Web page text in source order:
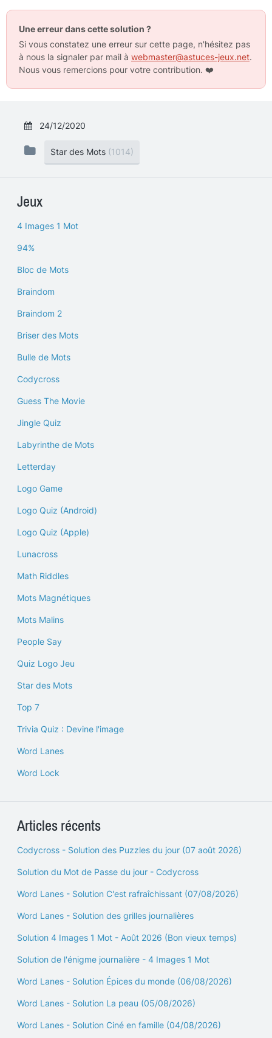
Une erreur dans cette solution ?
Si vous constatez une erreur sur cette page, n'hésitez pas
à nous la signaler par mail à webmaster@astuces-jeux.net.
Nous vous remercions pour votre contribution. ❤️
24/12/2020
Star des Mots (1014)
Jeux
4 Images 1 Mot
94%
Bloc de Mots
Braindom
Braindom 2
Briser des Mots
Bulle de Mots
Codycross
Guess The Movie
Jingle Quiz
Labyrinthe de Mots
Letterday
Logo Game
Logo Quiz (Android)
Logo Quiz (Apple)
Lunacross
Math Riddles
Mots Magnétiques
Mots Malins
People Say
Quiz Logo Jeu
Star des Mots
Top 7
Trivia Quiz : Devine l'image
Word Lanes
Word Lock
Articles récents
Codycross - Solution des Puzzles du jour (07 août 2026)
Solution du Mot de Passe du jour - Codycross
Word Lanes - Solution C'est rafraîchissant (07/08/2026)
Word Lanes - Solution des grilles journalières
Solution 4 Images 1 Mot - Août 2026 (Bon vieux temps)
Solution de l'énigme journalière - 4 Images 1 Mot
Word Lanes - Solution Épices du monde (06/08/2026)
Word Lanes - Solution La peau (05/08/2026)
Word Lanes - Solution Ciné en famille (04/08/2026)